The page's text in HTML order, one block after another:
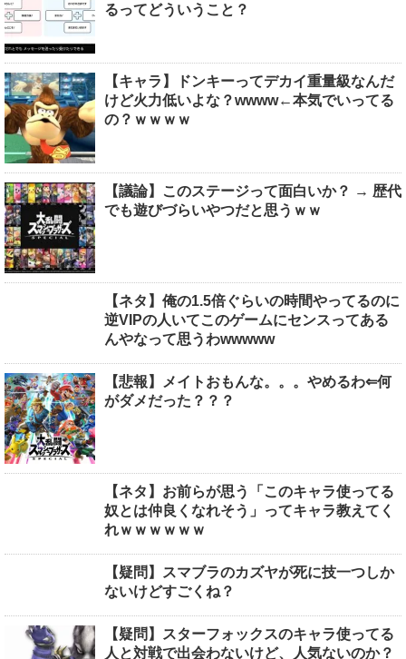
るってどういうこと？
【キャラ】ドンキーってデカイ重量級なんだ
けど火力低いよな？wwww←本気でいってる
の？ｗｗｗｗ
【議論】このステージって面白いか？ → 歴代
でも遊びづらいやつだと思うｗｗ
【ネタ】俺の1.5倍ぐらいの時間やってるのに
逆VIPの人いてこのゲームにセンスってある
んやなって思うわwwwww
【悲報】メイトおもんな。。。やめるわ⇐何
がダメだった？？？
【ネタ】お前らが思う「このキャラ使ってる
奴とは仲良くなれそう」ってキャラ教えてく
れｗｗｗｗｗｗ
【疑問】スマブラのカズヤが死に技一つしか
ないけどすごくね？
【疑問】スターフォックスのキャラ使ってる
人と対戦で出会わないけど、人気ないのか？